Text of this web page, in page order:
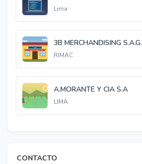
Lima
3B MERCHANDISING S.A.G.
RIMAC
A.MORANTE Y CIA S.A
LIMA
CONTACTO